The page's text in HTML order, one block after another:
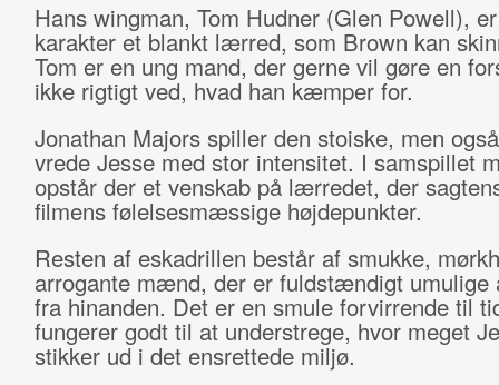
Hans wingman, Tom Hudner (Glen Powell),
karakter et blankt lærred, som Brown kan
Tom er en ung mand, der gerne vil gøre en
ikke rigtigt ved, hvad han kæmper for.
Jonathan Majors spiller den stoiske, men
vrede Jesse med stor intensitet. I samspillet
opstår der et venskab på lærredet, der
filmens følelsesmæssige højdepunkter.
Resten af eskadrillen består af smukke,
arrogante mænd, der er fuldstændigt umulige
fra hinanden. Det er en smule forvirrende til
fungerer godt til at understrege, hvor meget
stikker ud i det ensrettede miljø.